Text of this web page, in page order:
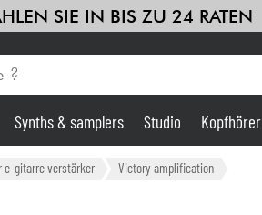
SIE IN BIS ZU 24 RATEN
Verstärker & Effekte
Synths & samplers Studio Kopfhörer
e-gitarre verstärker Victory amplification